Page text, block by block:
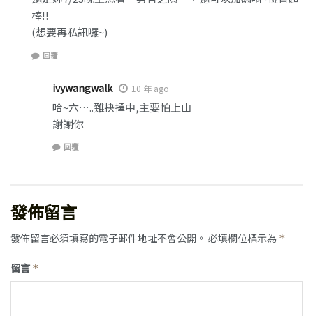
棒!!
(想要再私訊囉~)
回覆
ivywangwalk 10 年 ago
哈~六…..難抉擇中,主要怕上山
謝謝你
回覆
發佈留言
發佈留言必須填寫的電子郵件地址不會公開。 必填欄位標示為 *
留言 *